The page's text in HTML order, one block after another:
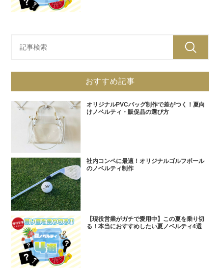
おすすめ記事
オリジナルPVCバッグ制作で差がつく！夏向
けノベルティ・販促品の選び方
社内コンペに最適！オリジナルゴルフボール
のノベルティ制作
【現役営業がガチで愛用中】この夏を乗り切
る！本当におすすめしたい夏ノベルティ4選